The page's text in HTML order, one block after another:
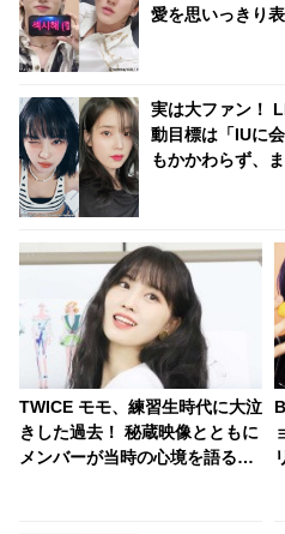
愛を思いっきり
実は大ファン！
動目標は「IUに
もかかわらず、
TWICE モモ、練習生時代に大泣
きした過去！ 秘蔵映像とともに
メンバーが当時の心境を語る